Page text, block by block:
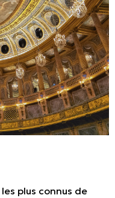
plus connus de